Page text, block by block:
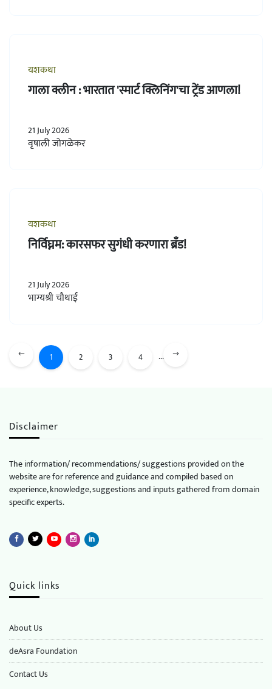
यशकथा
गाला क्लीन : भारतात 'स्मार्ट क्लिनिंग'चा ट्रेंड आणला!
21 July 2026
वृषाली जोगळेकर
यशकथा
निर्विघ्नम: कारसफर सुगंधी करणारा ब्रँड!
21 July 2026
भाग्यश्री चौथाई
1 2 3 4 ...
Disclaimer
The information/ recommendations/ suggestions provided on the
website are for reference and guidance and compiled based on
experience, knowledge, suggestions and inputs gathered from domain
specific experts.
Quick links
About Us
deAsra Foundation
​​Contact Us